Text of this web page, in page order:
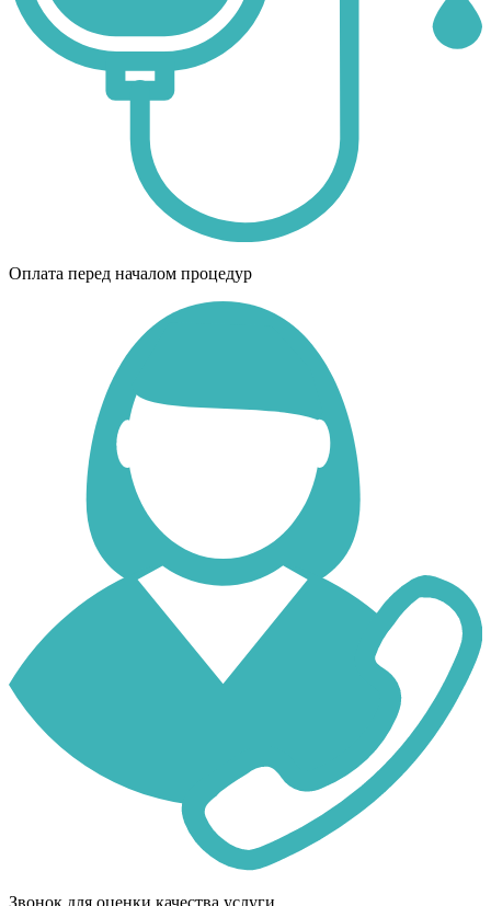
Оплата перед началом процедур